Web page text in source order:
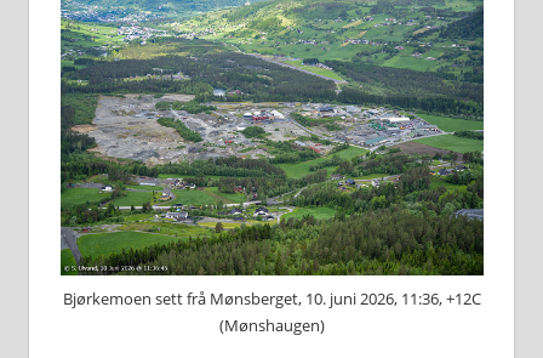
Bjørkemoen sett frå Mønsberget, 10. juni 2026, 11:36, +12C
(Mønshaugen)